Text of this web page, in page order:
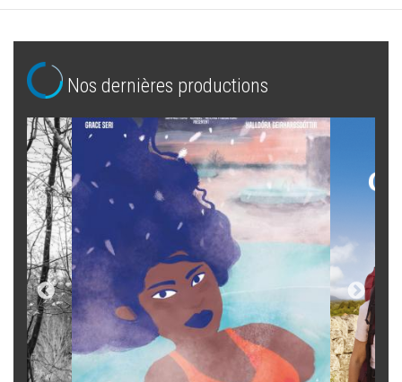
Nos dernières productions